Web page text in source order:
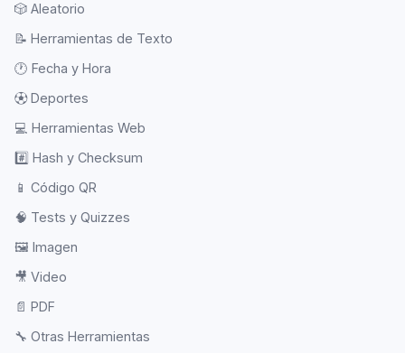
🎲 Aleatorio
📝 Herramientas de Texto
🕐 Fecha y Hora
⚽ Deportes
💻 Herramientas Web
#️⃣ Hash y Checksum
📱 Código QR
🧠 Tests y Quizzes
🖼️ Imagen
🎥 Video
📄 PDF
🔧 Otras Herramientas